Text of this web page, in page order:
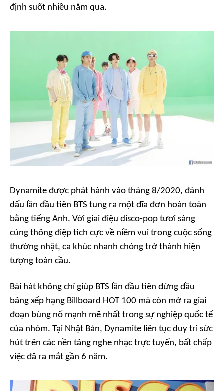
định suốt nhiều năm qua.
Dynamite được phát hành vào tháng 8/2020, đánh
dấu lần đầu tiên BTS tung ra một đĩa đơn hoàn toàn
bằng tiếng Anh. Với giai điệu disco-pop tươi sáng
cùng thông điệp tích cực về niềm vui trong cuộc sống
thường nhật, ca khúc nhanh chóng trở thành hiện
tượng toàn cầu.
Bài hát không chỉ giúp BTS lần đầu tiên đứng đầu
bảng xếp hạng Billboard HOT 100 mà còn mở ra giai
đoạn bùng nổ mạnh mẽ nhất trong sự nghiệp quốc tế
của nhóm. Tại Nhật Bản, Dynamite liên tục duy trì sức
hút trên các nền tảng nghe nhạc trực tuyến, bất chấp
việc đã ra mắt gần 6 năm.